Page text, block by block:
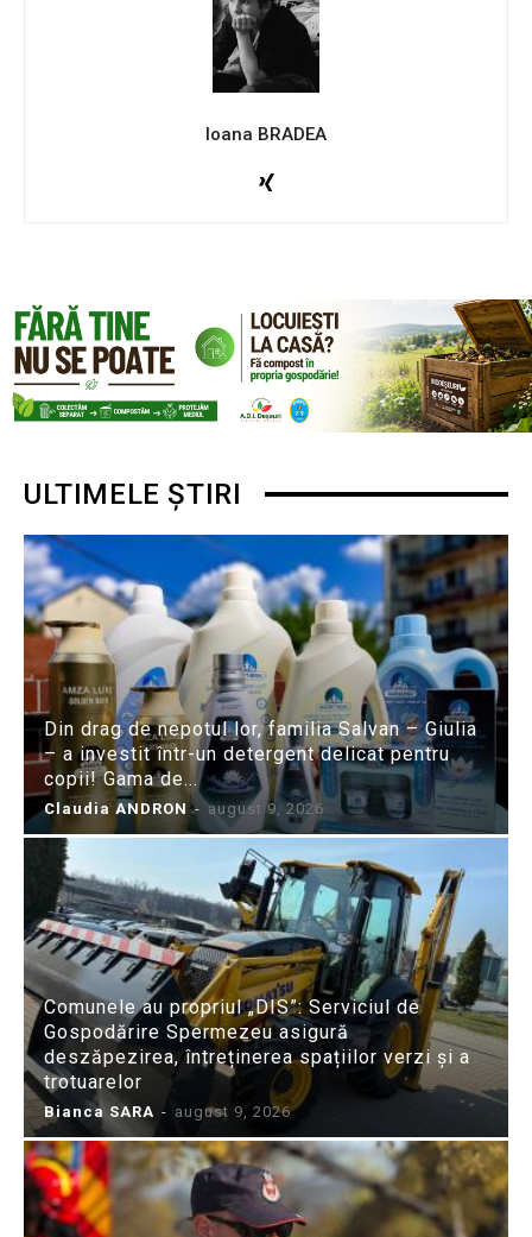
Ioana BRADEA
ULTIMELE ȘTIRI
Din drag de nepotul lor, familia Salvan – Giulia
– a investit într-un detergent delicat pentru
copii! Gama de...
Claudia ANDRON - august 9, 2026
Comunele au propriul „DIS”: Serviciul de
Gospodărire Spermezeu asigură
deszăpezirea, întreținerea spațiilor verzi și a
trotuarelor
Bianca SARA - august 9, 2026